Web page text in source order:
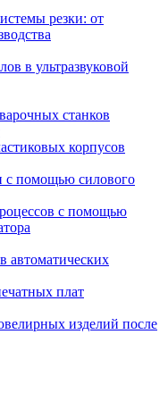
резки: от
в ультразвуковой
станков
корпусов
с помощью силового
с помощью
автоматических
плат
изделий после